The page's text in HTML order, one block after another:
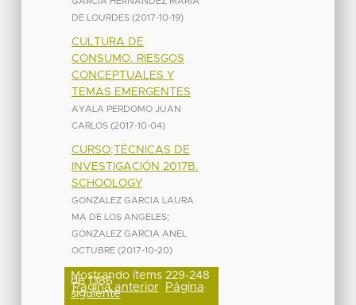
DE LOURDES (2017-10-19)
CULTURA DE
CONSUMO. RIESGOS
CONCEPTUALES Y
TEMAS EMERGENTES
AYALA PERDOMO JUAN
CARLOS (2017-10-04)
CURSO;TÉCNICAS DE
INVESTIGACIÓN 2017B.
SCHOOLOGY
GONZALEZ GARCIA LAURA
MA DE LOS ANGELES;
GONZALEZ GARCIA ANEL
OCTUBRE (2017-10-20)
Mostrando ítems 229-248
de 1386
Página anterior Página
siguiente